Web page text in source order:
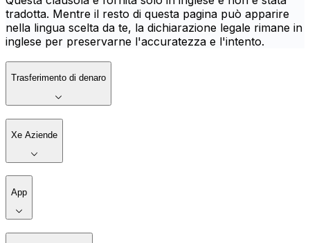
tradotta. Mentre il resto di questa pagina può apparire
nella lingua scelta da te, la dichiarazione legale rimane in
inglese per preservarne l'accuratezza e l'intento.
Trasferimento di denaro
Xe Aziende
App